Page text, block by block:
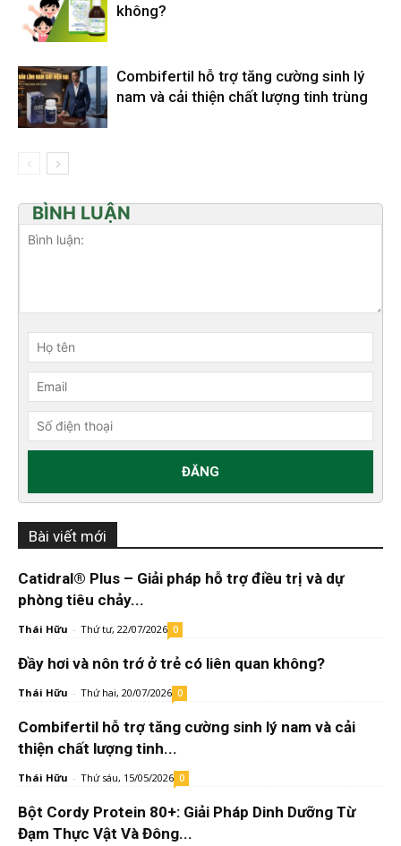
không?
Combifertil hỗ trợ tăng cường sinh lý
nam và cải thiện chất lượng tinh trùng
BÌNH LUẬN
Bài viết mới
Catidral® Plus – Giải pháp hỗ trợ điều trị và dự
phòng tiêu chảy...
Thái Hữu - Thứ tư, 22/07/2026 0
Đầy hơi và nôn trớ ở trẻ có liên quan không?
Thái Hữu - Thứ hai, 20/07/2026 0
Combifertil hỗ trợ tăng cường sinh lý nam và cải
thiện chất lượng tinh...
Thái Hữu - Thứ sáu, 15/05/2026 0
Bột Cordy Protein 80+: Giải Pháp Dinh Dưỡng Từ
Đạm Thực Vật Và Đông...